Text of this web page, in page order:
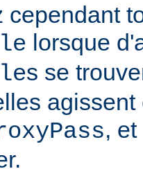
cependant
lorsque
s se
,